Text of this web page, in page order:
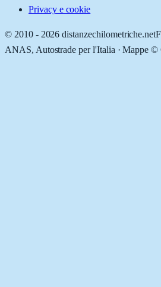
Privacy e cookie
© 2010 - 2026 distanzechilometriche.net
ANAS, Autostrade per l'Italia · Mappe ©